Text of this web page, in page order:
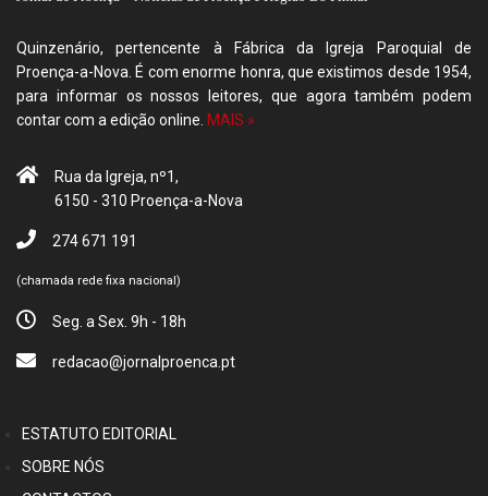
Quinzenário, pertencente à Fábrica da Igreja Paroquial de
Proença-a-Nova. É com enorme honra, que existimos desde 1954,
para informar os nossos leitores, que agora também podem
contar com a edição online. MAIS »
Rua da Igreja, nº1,
6150 - 310 Proença-a-Nova
274 671 191
(chamada rede fixa nacional)
Seg. a Sex. 9h - 18h
redacao@jornalproenca.pt
ESTATUTO EDITORIAL
SOBRE NÓS